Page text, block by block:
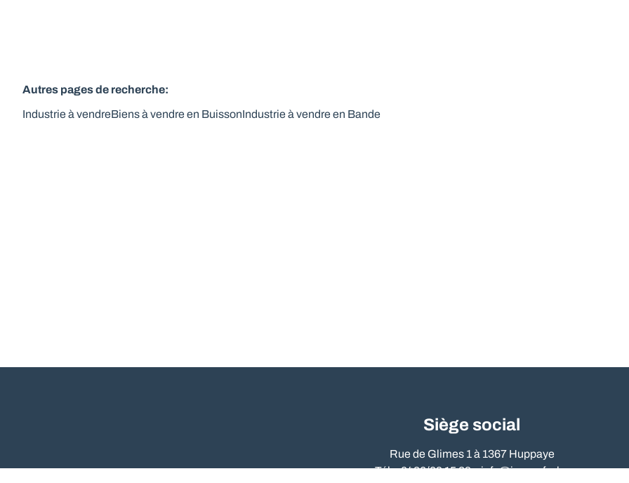
Autres pages de recherche:
Industrie à vendreBiens à vendre en BuissonIndustrie à vendre en Bande
Siège social
Rue de Glimes 1 à 1367 Huppaye
Tél. : 0486/09 15 89 –info@immo-far.be